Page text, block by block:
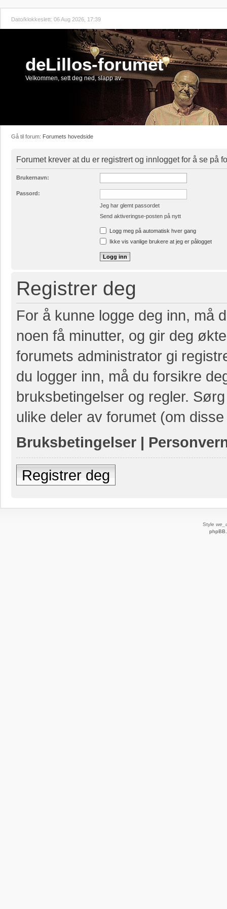
Dato/klokkeslett: 06 Aug 2026, 17:39
deLillos-forumet
Velkommen, sett deg ned, slapp av..
Gå til forum: Forumets hovedside
Forumet krever at du er registrert og innlogget for å se på
Brukernavn:
Passord:
Jeg har glemt passordet
Send aktiveringse-posten på nytt
Logg meg på automatisk hver gang
Ikke vis vanlige brukere at jeg er pålogget
Registrer deg
For å kunne logge deg inn, må
noen få minutter, og gir deg
forumets administrator gi
du logger inn, må du forsikre
bruksbetingelser og regler.
ulike deler av forumet (om
Bruksbetingelser |
Registrer deg
Style